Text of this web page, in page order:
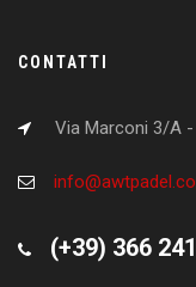
CONTATTI
Via Marconi 3/A
(+39) 366